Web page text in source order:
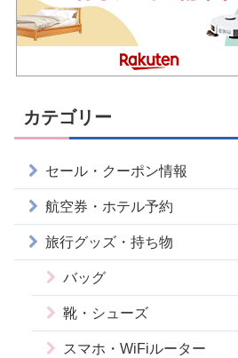
カテゴリー
セール・クーポン情報
航空券・ホテル予約
旅行グッズ・持ち物
バッグ
靴・シューズ
スマホ・WiFiルーター